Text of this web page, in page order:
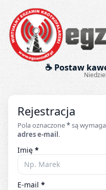
☕ Postaw
Rejestracja
Pola oznaczone*są
adres e-mail.
Imię *
E-mail *